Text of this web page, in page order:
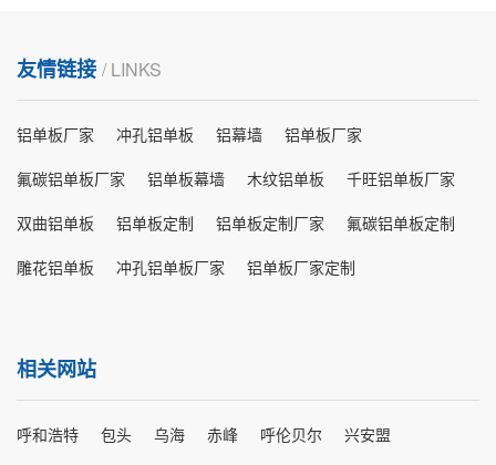
友情链接 / LINKS
铝单板厂家 冲孔铝单板 铝幕墙
铝单板厂家
氟碳铝单板厂家
铝单板幕墙 木纹铝单板
千旺铝单板厂家
双曲铝单板
铝单板定制 铝单板定制厂家
氟碳铝单板定制
雕花铝单板
冲孔铝单板厂家 铝单板厂家定制
相关网站
呼和浩特 包头 乌海 赤峰 呼伦贝尔
兴安盟